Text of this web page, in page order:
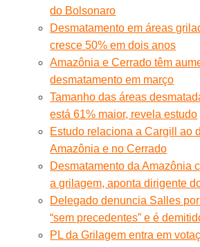
do Bolsonaro
Desmatamento em áreas
cresce 50% em dois anos
Amazônia e Cerrado têm
desmatamento em março
Tamanho das áreas
está 61% maior, revela estudo
Estudo relaciona a Cargill ao
Amazônia e no Cerrado
Desmatamento da Amazônia
a grilagem, aponta dirigente
Delegado denuncia Salles
“sem precedentes” e é
PL da Grilagem entra em